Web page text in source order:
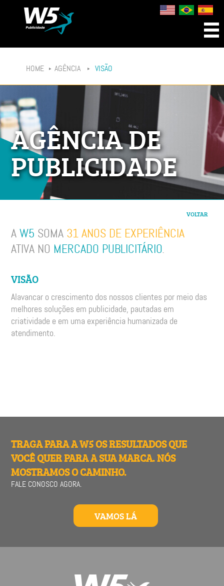
HOME AGÊNCIA VISÃO
AGÊNCIA DE
PUBLICIDADE
VOLTAR
AW5 SOMA 31 ANOS DE EXPERIÊNCIA
ATIVA NO MERCADO PUBLICITÁRIO.
VISÃO
Alavancar o crescimento dos nossos clientes por meio das
melhores soluções em publicidade, pautadas em
criatividade e em uma experiência humanizada de
atendimento.
TRAGA PARA A W5 OS RESULTADOS QUE
VOCÊ QUER PARA A SUA MARCA. NÓS
MOSTRAMOS O CAMINHO.
FALE CONOSCO AGORA.
VAMOS LÁ